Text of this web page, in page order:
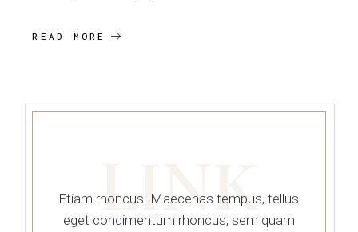
READ MORE
LINK
Etiam rhoncus. Maecenas tempus, tellus
eget condimentum rhoncus, sem quam